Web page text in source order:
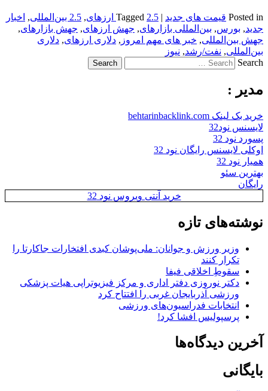
Posted in قیمت های جدید |
Tagged 2.5 ارزهای , 2.5 بین‌المللی , اخبار
جدید, بورس, بین‌المللی بازارهای, جهش ارزهای, جهش بازارهای,
جهش بین‌المللی, خبر های مهم امروز , دلاری ارزهای, دلاری
بین‌المللی, نفت/رشد, نیوز
Search
مدیر :
خرید بک لینک behtarinbacklink.com
لایسنس نود32
پسورد نود 32
اوکلی لایسنس رایگان نود 32
همیار نود 32
بهترین سئو
رایگان
خرید آنتی ویروس نود 32
نوشته‌های تازه
وزیر ورزش و جوانان: ملی‌پوشان کبدی افتخارات جاکارتا را
تکرار کنند
سقوطِ اخلاقی فیفا
دکتر نوروزی دفتر اداری و مرکز فیزیوتراپی هیات پزشکی
ورزشی آذربایجان غربی را افتتاح کرد
انتخابات فدراسیون‌های ورزشی
پرسپولیس افشا کرد!
آخرین دیدگاه‌ها
بایگانی